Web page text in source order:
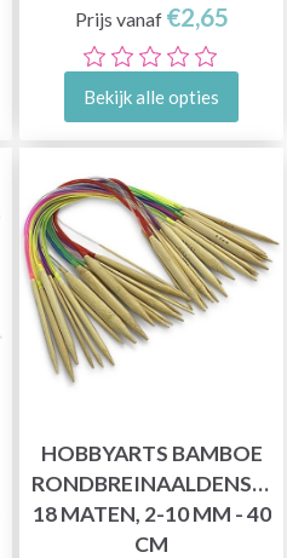
Prijs vanaf €2,65
Bekijk alle opties
HOBBYARTS BAMBOE
RONDBREINAALDENSET,
18 MATEN, 2-10 MM - 40
CM